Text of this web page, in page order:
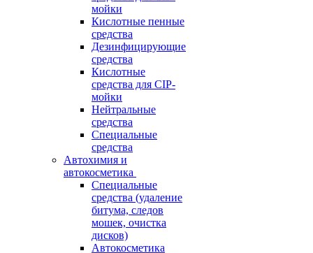
мойки
Кислотные пенные
средства
Дезинфицирующие
средства
Кислотные
средства для CIP-
мойки
Нейтральные
средства
Специальные
средства
Автохимия и
автокосметика
Специальные
средства (удаление
битума, следов
мошек, очистка
дисков)
Автокосметика